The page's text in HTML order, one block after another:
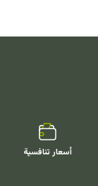
أسعار تنافسية